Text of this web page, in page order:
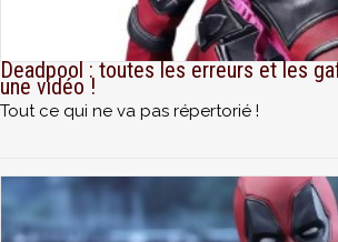
Deadpool : toutes les erreurs et les
une vidéo !
Tout ce qui ne va pas répertorié !